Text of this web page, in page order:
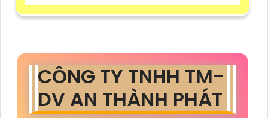
CÔNG TY TNHH TM-
DV AN THÀNH PHÁT